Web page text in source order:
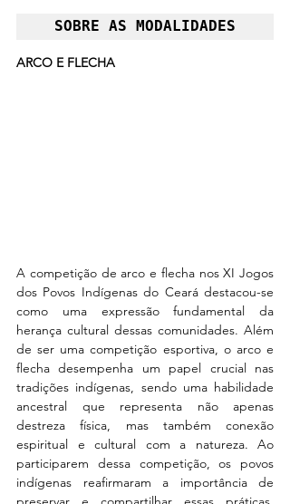
SOBRE AS MODALIDADES
ARCO E FLECHA
A competição de arco e flecha nos XI Jogos
dos Povos Indígenas do Ceará destacou-se
como uma expressão fundamental da
herança cultural dessas comunidades. Além
de ser uma competição esportiva, o arco e
flecha desempenha um papel crucial nas
tradições indígenas, sendo uma habilidade
ancestral que representa não apenas
destreza física, mas também conexão
espiritual e cultural com a natureza. Ao
participarem dessa competição, os povos
indígenas reafirmaram a importância de